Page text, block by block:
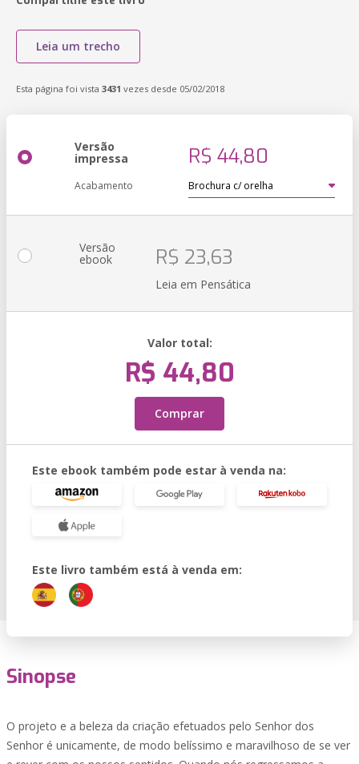
Leia um trecho
Esta página foi vista 3431 vezes desde 05/02/2018
Versão
impressa R$ 44,80
Acabamento
Versão
ebook R$ 23,63
Leia em Pensática
Valor total:
R$ 44,80
Comprar
Este ebook também pode estar à venda na:
Este livro também está à venda em:
Sinopse
O projeto e a beleza da criação efetuados pelo Senhor dos
Senhor é unicamente, de modo belíssimo e maravilhoso de se ver